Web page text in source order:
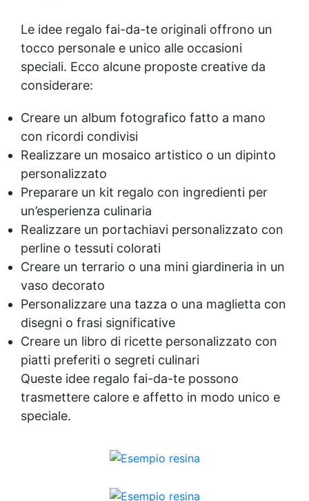
Le idee regalo fai-da-te originali offrono un
tocco personale e unico alle occasioni
speciali. Ecco alcune proposte creative da
considerare:
Creare un album fotografico fatto a mano
con ricordi condivisi
Realizzare un mosaico artistico o un dipinto
personalizzato
Preparare un kit regalo con ingredienti per
un’esperienza culinaria
Realizzare un portachiavi personalizzato con
perline o tessuti colorati
Creare un terrario o una mini giardineria in un
vaso decorato
Personalizzare una tazza o una maglietta con
disegni o frasi significative
Creare un libro di ricette personalizzato con
piatti preferiti o segreti culinari
Queste idee regalo fai-da-te possono
trasmettere calore e affetto in modo unico e
speciale.